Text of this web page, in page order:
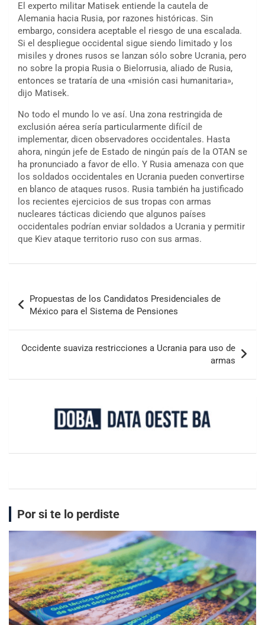
El experto militar Matisek entiende la cautela de
Alemania hacia Rusia, por razones históricas. Sin
embargo, considera aceptable el riesgo de una escalada.
Si el despliegue occidental sigue siendo limitado y los
misiles y drones rusos se lanzan sólo sobre Ucrania, pero
no sobre la propia Rusia o Bielorrusia, aliado de Rusia,
entonces se trataría de una «misión casi humanitaria»,
dijo Matisek.
No todo el mundo lo ve así. Una zona restringida de
exclusión aérea sería particularmente difícil de
implementar, dicen observadores occidentales. Hasta
ahora, ningún jefe de Estado de ningún país de la OTAN se
ha pronunciado a favor de ello. Y Rusia amenaza con que
los soldados occidentales en Ucrania pueden convertirse
en blanco de ataques rusos. Rusia también ha justificado
los recientes ejercicios de sus tropas con armas
nucleares tácticas diciendo que algunos países
occidentales podrían enviar soldados a Ucrania y permitir
que Kiev ataque territorio ruso con sus armas.
Propuestas de los Candidatos Presidenciales de
México para el Sistema de Pensiones
Occidente suaviza restricciones a Ucrania para uso de
armas
Por si te lo perdiste